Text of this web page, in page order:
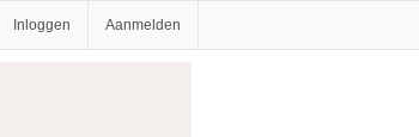
Inloggen Aanmelden